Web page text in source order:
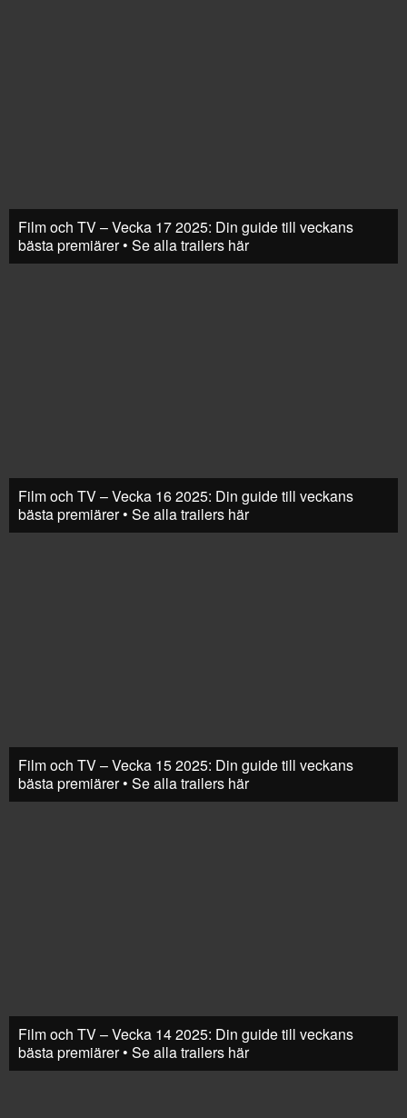
Film och TV – Vecka 17 2025: Din guide till veckans
bästa premiärer • Se alla trailers här
Film och TV – Vecka 16 2025: Din guide till veckans
bästa premiärer • Se alla trailers här
Film och TV – Vecka 15 2025: Din guide till veckans
bästa premiärer • Se alla trailers här
Film och TV – Vecka 14 2025: Din guide till veckans
bästa premiärer • Se alla trailers här